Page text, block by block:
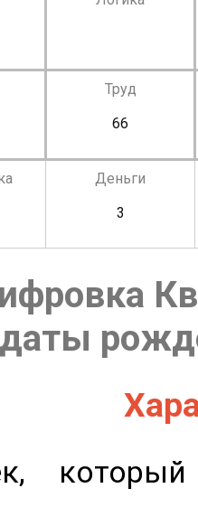
Труд
66
Деньги
3